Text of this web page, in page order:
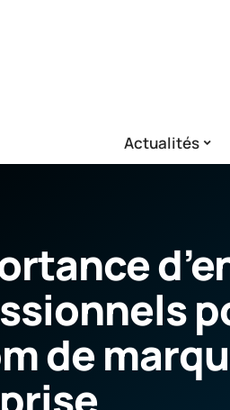
Actualités
de